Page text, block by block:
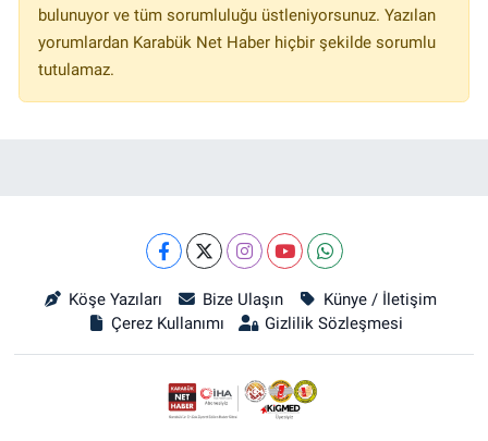
bulunuyor ve tüm sorumluluğu üstleniyorsunuz. Yazılan
yorumlardan Karabük Net Haber hiçbir şekilde sorumlu
tutulamaz.
Köşe Yazıları Bize Ulaşın
Künye / İletişim
Çerez Kullanımı
Gizlilik Sözleşmesi